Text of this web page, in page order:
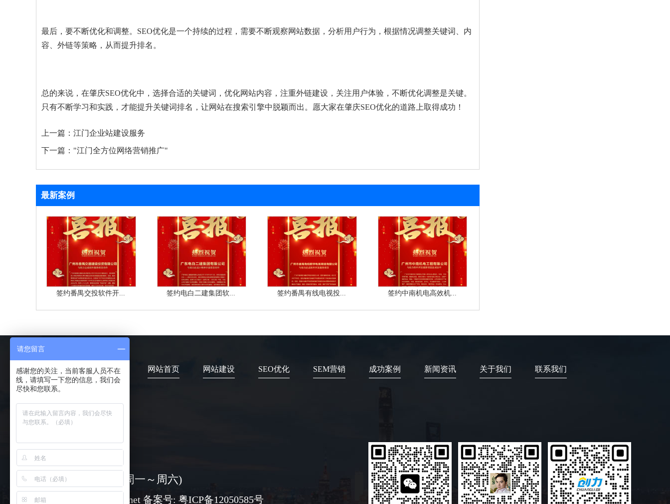
最后，要不断优化和调整。SEO优化是一个持续的过程，需要不断观察网站数据，分析用户行为，根据情况调整关键词、内
容、外链等策略，从而提升排名。
总的来说，在肇庆SEO优化中，选择合适的关键词，优化网站内容，注重外链建设，关注用户体验，不断优化调整是关键。
只有不断学习和实践，才能提升关键词排名，让网站在搜索引擎中脱颖而出。愿大家在肇庆SEO优化的道路上取得成功！
上一篇： 江门企业站建设服务
下一篇： "江门全方位网络营销推广"
最新案例
签约番禺交投软件开... 签约电白二建集团软... 签约番禺有线电视投... 签约中南机电高效机...
网站首页 网站建设 SEO优化 SEM营销 成功案例 新闻资讯 关于我们 联系我们
08:30-18:00 ( 周一～周六)
www@chuangli.net 备案号: 粤ICP备12050585号
请您留言
感谢您的关注，当前客服人员不在
线，请填写一下您的信息，我们会
尽快和您联系。